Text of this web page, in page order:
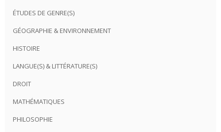
ÉTUDES DE GENRE(S)
GÉOGRAPHIE & ENVIRONNEMENT
HISTOIRE
LANGUE(S) & LITTÉRATURE(S)
DROIT
MATHÉMATIQUES
PHILOSOPHIE